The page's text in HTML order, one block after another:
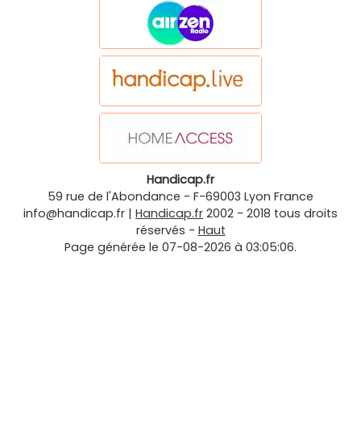
Handicap.fr
59 rue de l'Abondance - F-69003 Lyon France
info@handicap.fr | Handicap.fr 2002 - 2018 tous droits
réservés - Haut
Page générée le 07-08-2026 à 03:05:06.